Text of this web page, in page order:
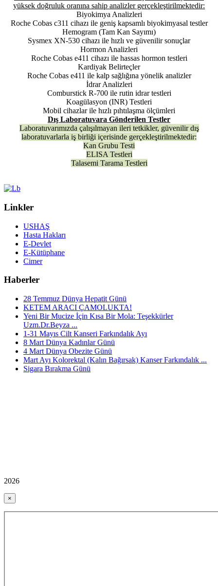
yüksek doğruluk oranına sahip analizler gerçekleştirilmektedir:
Biyokimya Analizleri
Roche Cobas c311 cihazı ile geniş kapsamlı biyokimyasal testler
Hemogram (Tam Kan Sayımı)
Sysmex XN-530 cihazı ile hızlı ve güvenilir sonuçlar
Hormon Analizleri
Roche Cobas e411 cihazı ile hassas hormon testleri
Kardiyak Belirteçler
Roche Cobas e411 ile kalp sağlığına yönelik analizler
İdrar Analizleri
Comburstick R-700 ile rutin idrar testleri
Koagülasyon (INR) Testleri
Mobil cihazlar ile hızlı pıhtılaşma ölçümleri
Dış Laboratuvara Gönderilen Testler
Laboratuvarımızda çalışılmayan ileri tetkikler, güvenilir dış
laboratuvarlarla iş birliği içerisinde gerçekleştirilmektedir:
Kan Grubu Testi
ELISA Testleri
Talasemi Tarama Testleri
Linkler
USHAŞ
Hasta Hakları
E-Devlet
E-Kütüphane
Cimer
Haberler
28 Temmuz Dünya Hepatit Günü
KETEM ARACI ÇAMOLUKTA!
Yeni Bir Mucize İçin Kısa Bir Mola: Teşekkürler
Uzm.Dr.Beyza ...
1-31 Mayıs Cilt Kanseri Farkındalık Ayı
8 Mart Dünya Kadınlar Günü
4 Mart Dünya Obezite Günü
Mart Ayı Kolorektal (Kalın Bağırsak) Kanser Farkındalık ...
Sigara Bırakma Günü
2026
×